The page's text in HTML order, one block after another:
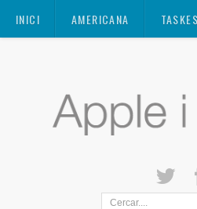
INICI AMERICANA TASKES